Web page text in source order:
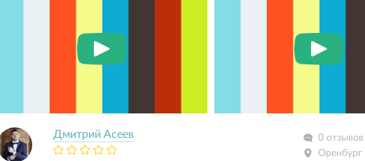
Дмитрий Асеев
0 отзывов
Оренбург